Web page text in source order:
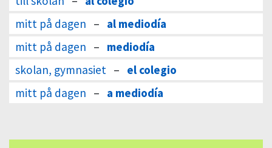
mitt på dagen – al mediodía
mitt på dagen – mediodía
skolan, gymnasiet – el colegio
mitt på dagen – a mediodía